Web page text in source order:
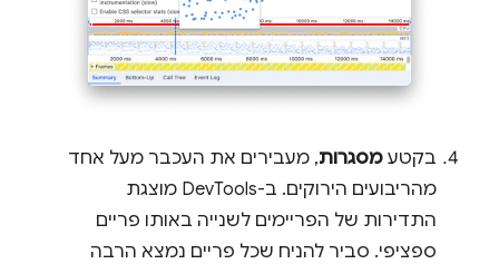
בקטע מסגרות, מעבירים את העכבר מעל אחד
מהריבועים הירוקים. ב-DevTools מוצגת
התדירות של הפריימים לשנייה באותו פריים
ספציפי. סביר להניח שכל פריים נמצא הרבה